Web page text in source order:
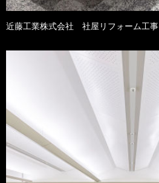
近藤工業株式会社 社屋リフォーム工事